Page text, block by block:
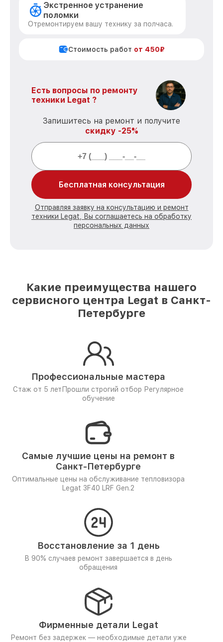
Экстренное устранение
поломки
Отремонтируем вашу технику за полчаса.
Стоимость работ от 450₽
Есть вопросы по ремонту
техники Legat ?
Запишитесь на ремонт и получите
скидку -25%
Бесплатная консультация
Отправляя заявку на консультацию и ремонт
техники Legat, Вы соглашаетесь на обработку
персональных данных
Какие преимущества нашего
сервисного центра Legat в Санкт-
Петербурге
Профессиональные мастера
Стаж от 5 лет Прошли строгий отбор Регулярное
обучение
Самые лучшие цены на ремонт в
Санкт-Петербурге
Оптимальные цены на обслуживание тепловизора
Legat 3F40 LRF Gen.2
Восстановление за 1 день
В 90% случаев ремонт завершается в день
обращения
Фирменные детали Legat
Ремонт без задержек — необходимые детали уже